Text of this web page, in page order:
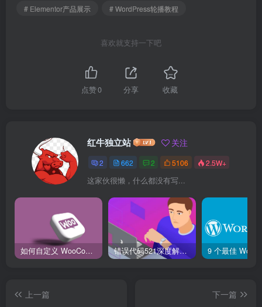
# Elementor产品展示
# WordPress轮播教程
喜欢就支持一下吧
点赞0 分享 收藏
红牛独立站 关注
2 662 2 5106 2.5W+
这家伙很懒，什么都没有写...
如何自定义 WooCommerce 购物车页面：详细指南 错误代码521深度解析：什么是“Web服务器宕机”？它和502、504有何不同？
上一篇
下一篇